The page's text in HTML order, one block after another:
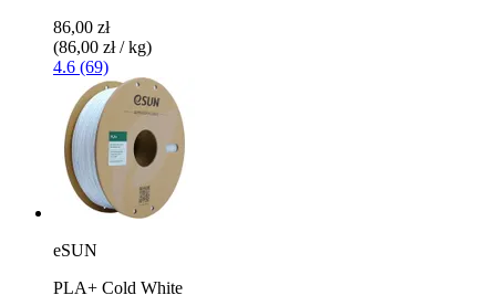
86,00 zł
(86,00 zł / kg)
4.6 (69)
eSUN
PLA+ Cold White